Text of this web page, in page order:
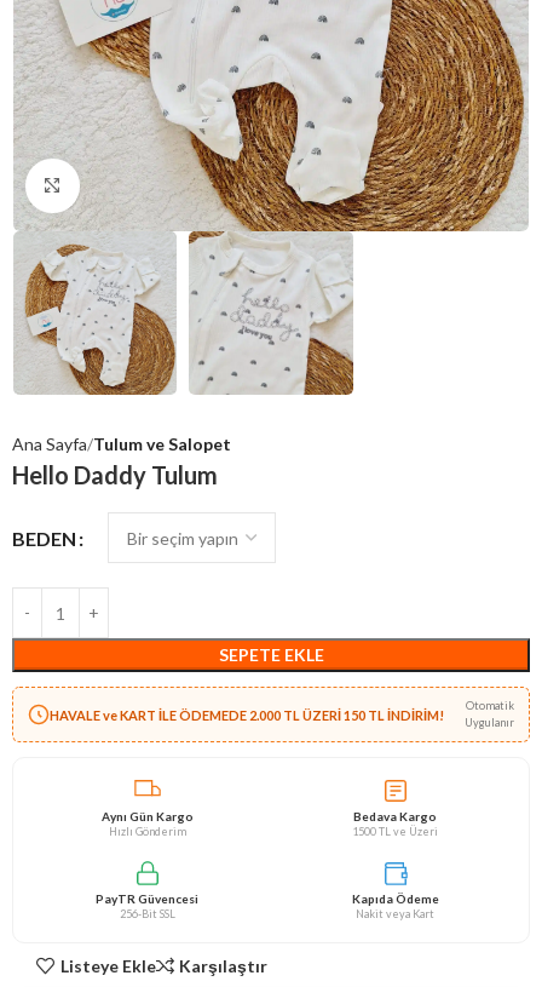
Click to enlarge
Ana Sayfa Tulum ve Salopet
Hello Daddy Tulum
BEDEN
SEPETE EKLE
HAVALE ve KART İLE ÖDEMEDE 2.000 TL ÜZERİ 150 TL İNDİRİM!
Otomatik
Uygulanır
Aynı Gün Kargo
Hızlı Gönderim
Bedava Kargo
1500 TL ve Üzeri
PayTR Güvencesi
256-Bit SSL
Kapıda Ödeme
Nakit veya Kart
Listeye Ekle Karşılaştır